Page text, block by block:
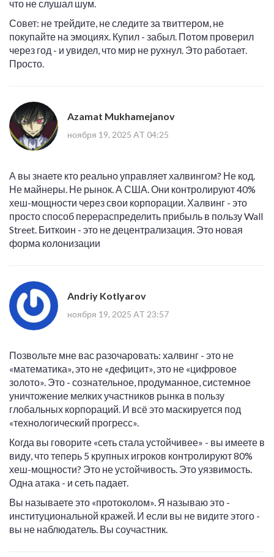
что не слушал шум.
Совет: не трейдите, не следите за твиттером, не
покупайте на эмоциях. Купил - забыл. Потом проверил
через год - и увидел, что мир не рухнул. Это работает.
Просто.
Azamat Mukhamejanov
ноября 19, 2025 AT 04:25
А вы знаете кто реально управляет халвингом? Не код.
Не майнеры. Не рынок. А США. Они контролируют 40%
хеш-мощности через свои корпорации. Халвинг - это
просто способ перераспределить прибыль в пользу Wall
Street. Биткоин - это не децентрализация. Это новая
форма колонизации
Andriy Kotlyarov
ноября 19, 2025 AT 23:57
Позвольте мне вас разочаровать: халвинг - это не
«математика», это не «дефицит», это не «цифровое
золото». Это - сознательное, продуманное, системное
уничтожение мелких участников рынка в пользу
глобальных корпораций. И всё это маскируется под
«технологический прогресс».
Когда вы говорите «сеть стала устойчивее» - вы имеете в
виду, что теперь 5 крупных игроков контролируют 80%
хеш-мощности? Это не устойчивость. Это уязвимость.
Одна атака - и сеть падает.
Вы называете это «протоколом». Я называю это -
институциональной кражей. И если вы не видите этого -
вы не наблюдатель. Вы соучастник.